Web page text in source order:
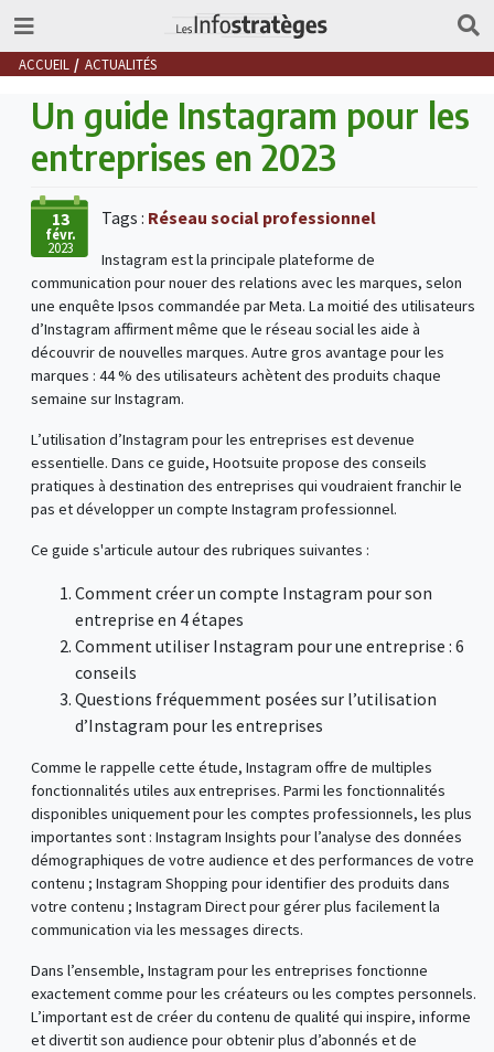
ACCUEIL ACTUALITÉS
Un guide Instagram pour les
entreprises en 2023
13
févr.
2023
Tags : Réseau social professionnel
Instagram est la principale plateforme de
communication pour nouer des relations avec les marques, selon
une enquête Ipsos commandée par Meta. La moitié des utilisateurs
d’Instagram affirment même que le réseau social les aide à
découvrir de nouvelles marques. Autre gros avantage pour les
marques : 44 % des utilisateurs achètent des produits chaque
semaine sur Instagram.
L’utilisation d’Instagram pour les entreprises est devenue
essentielle. Dans ce guide, Hootsuite propose des conseils
pratiques à destination des entreprises qui voudraient franchir le
pas et développer un compte Instagram professionnel.
Ce guide s'articule autour des rubriques suivantes :
Comment créer un compte Instagram pour son
entreprise en 4 étapes
Comment utiliser Instagram pour une entreprise : 6
conseils
Questions fréquemment posées sur l’utilisation
d’Instagram pour les entreprises
Comme le rappelle cette étude, Instagram offre de multiples
fonctionnalités utiles aux entreprises. Parmi les fonctionnalités
disponibles uniquement pour les comptes professionnels, les plus
importantes sont : Instagram Insights pour l’analyse des données
démographiques de votre audience et des performances de votre
contenu ; Instagram Shopping pour identifier des produits dans
votre contenu ; Instagram Direct pour gérer plus facilement la
communication via les messages directs.
Dans l’ensemble, Instagram pour les entreprises fonctionne
exactement comme pour les créateurs ou les comptes personnels.
L’important est de créer du contenu de qualité qui inspire, informe
et divertit son audience pour obtenir plus d’abonnés et de